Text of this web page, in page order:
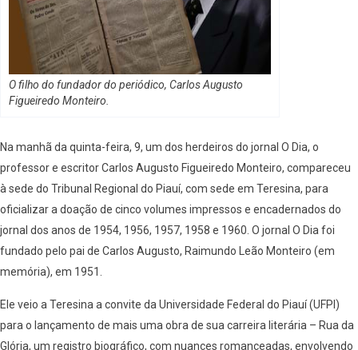
O filho do fundador do periódico, Carlos Augusto
Figueiredo Monteiro.
Na manhã da quinta-feira, 9, um dos herdeiros do jornal O Dia, o
professor e escritor Carlos Augusto Figueiredo Monteiro, compareceu
à sede do Tribunal Regional do Piauí, com sede em Teresina, para
oficializar a doação de cinco volumes impressos e encadernados do
jornal dos anos de 1954, 1956, 1957, 1958 e 1960. O jornal O Dia foi
fundado pelo pai de Carlos Augusto, Raimundo Leão Monteiro (em
memória), em 1951.
Ele veio a Teresina a convite da Universidade Federal do Piauí (UFPI)
para o lançamento de mais uma obra de sua carreira literária – Rua da
Glória, um registro biográfico, com nuances romanceadas, envolvendo